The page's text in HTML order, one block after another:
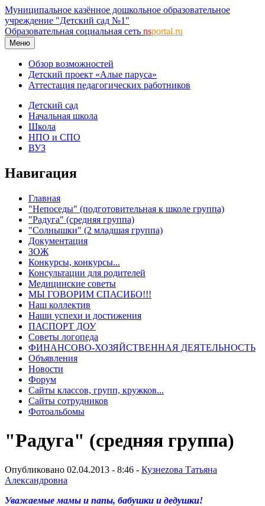
Муниципальное казённое дошкольное образовательное
учреждение "Детский сад №1"
Образовательная социальная сеть nsportal.ru
Меню
Обзор возможностей
Детский проект «Алые паруса»
Аттестация педагогических работников
Детский сад
Начальная школа
Школа
НПО и СПО
ВУЗ
Навигация
Главная
"Непоседы" (подготовительная к школе группа)
"Радуга" (средняя группа)
"Солнышки" (2 младшая группа)
Документация
ЗОЖ
Конкурсы, конкурсы...
Консультации для родителей
Медицинские советы
МЫ ГОВОРИМ СПАСИБО!!!
Наш коллектив
Наши успехи и достижения
ПАСПОРТ ДОУ
Советы логопеда
ФИНАНСОВО-ХОЗЯЙСТВЕННАЯ ДЕЯТЕЛЬНОСТЬ
Объявления
Новости
Форум
Сайты классов, групп, кружков...
Сайты сотрудников
Фотоальбомы
"Радуга" (средняя группа)
Опубликовано 02.04.2013 - 8:46 - Кузнеzова Татьяна
Александровна
Уважаемые мамы и папы, бабушки и дедушки!